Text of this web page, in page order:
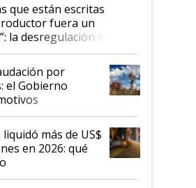
que están escritas
fuera un
la desregulación llegó
Aapresid y hasta se
al IPCVA
por
el Gobierno
liquidó más de US$
en 2026: qué